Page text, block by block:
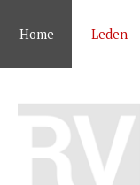
Home Leden